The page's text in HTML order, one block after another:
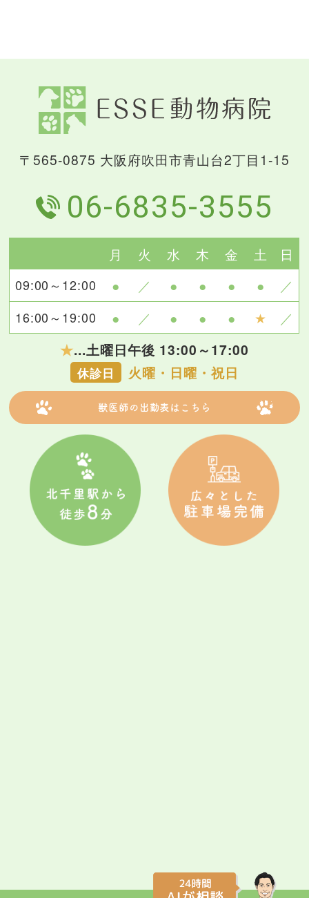
〒565-0875 大阪府吹田市青山台2丁目1-15
06-6835-3555
月 火 水 木 金 土 日
09:00～12:00 ● ／ ● ● ● ● ／
16:00～19:00 ● ／ ● ● ● ★ ／
★...土曜日午後 13:00～17:00
休診日 火曜・日曜・祝日
獣医師の出勤表はこちら